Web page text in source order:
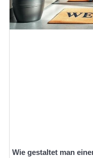
Wie gestaltet man